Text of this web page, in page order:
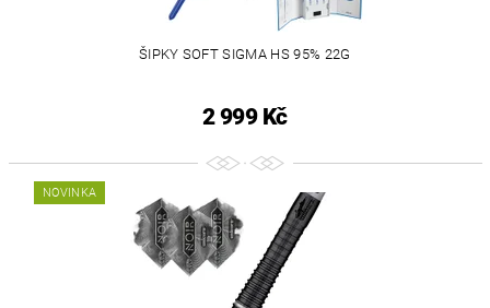
ŠIPKY SOFT SIGMA HS 95% 22G
2 999 Kč
NOVINKA